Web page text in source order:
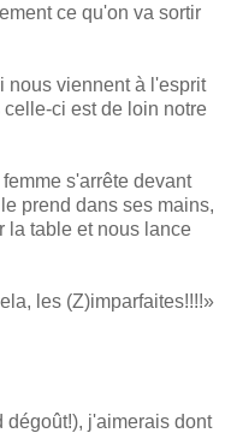
ce qu'on va sortir
nous viennent à l'esprit
ci est de loin notre
s'arrête devant
prend dans ses mains,
la table et nous lance
les (Z)imparfaites!!!!»
dégoût!), j'aimerais dont